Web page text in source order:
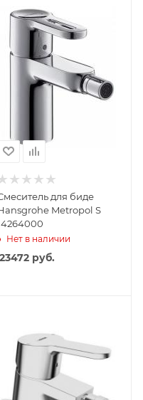
для биде
Metropol S
Нет в наличии
23472руб.